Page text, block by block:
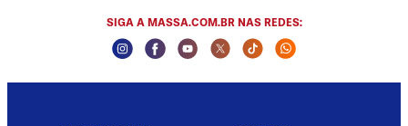
SIGA A MASSA.COM.BR NAS REDES:
Instagram Social Media
Facebook Social Media
Youtube Social Media
Twitter Social Media
Tiktok Social Media
Whatsapp